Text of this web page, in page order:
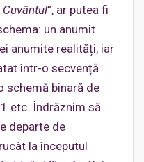
”, ar putea fi
un anumit
anumite realități, iar
într-o secvență
schemă binară de
etc. Îndrăznim să
departe de
la începutul